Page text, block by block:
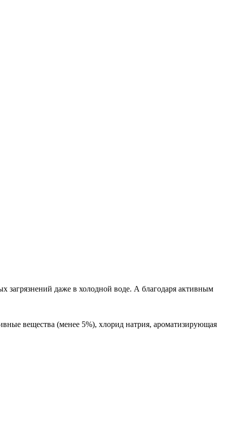
загрязнений даже в холодной воде. А благодаря активным
вещества (менее 5%), хлорид натрия, ароматизирующая